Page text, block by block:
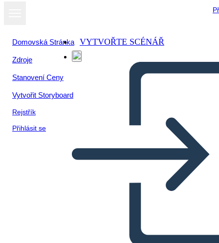
Domovská Stránka
Zdroje
Stanovení Ceny
Vytvořit Storyboard
Rejstřík
Přihlásit se
VYTVOŘTE SCÉNÁŘ
זוהרות